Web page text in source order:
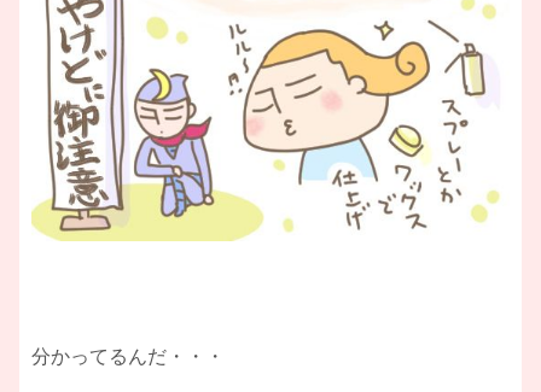
分かってるんだ・・・